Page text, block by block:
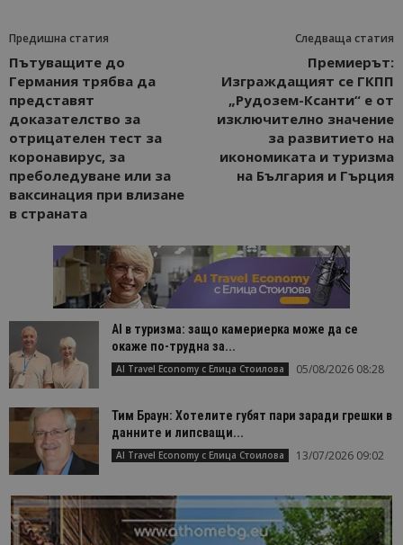
Предишна статия
Пътуващите до
Германия трябва да
представят
доказателство за
отрицателен тест за
коронавирус, за
преболедуване или за
ваксинация при влизане
в страната
Следваща статия
Премиерът:
Изграждащият се ГКПП
„Рудозем-Ксанти“ е от
изключително значение
за развитието на
икономиката и туризма
на България и Гърция
AI в туризма: защо камериерка може да се
окаже по-трудна за...
AI Travel Economy с Елица Стоилова 05/08/2026 08:28
Тим Браун: Хотелите губят пари заради грешки в
данните и липсващи...
AI Travel Economy с Елица Стоилова 13/07/2026 09:02